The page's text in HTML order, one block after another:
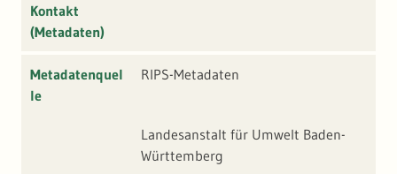
Kontakt
(Metadaten)
Metadatenquel
le
RIPS-Metadaten
Landesanstalt für Umwelt Baden-
Württemberg